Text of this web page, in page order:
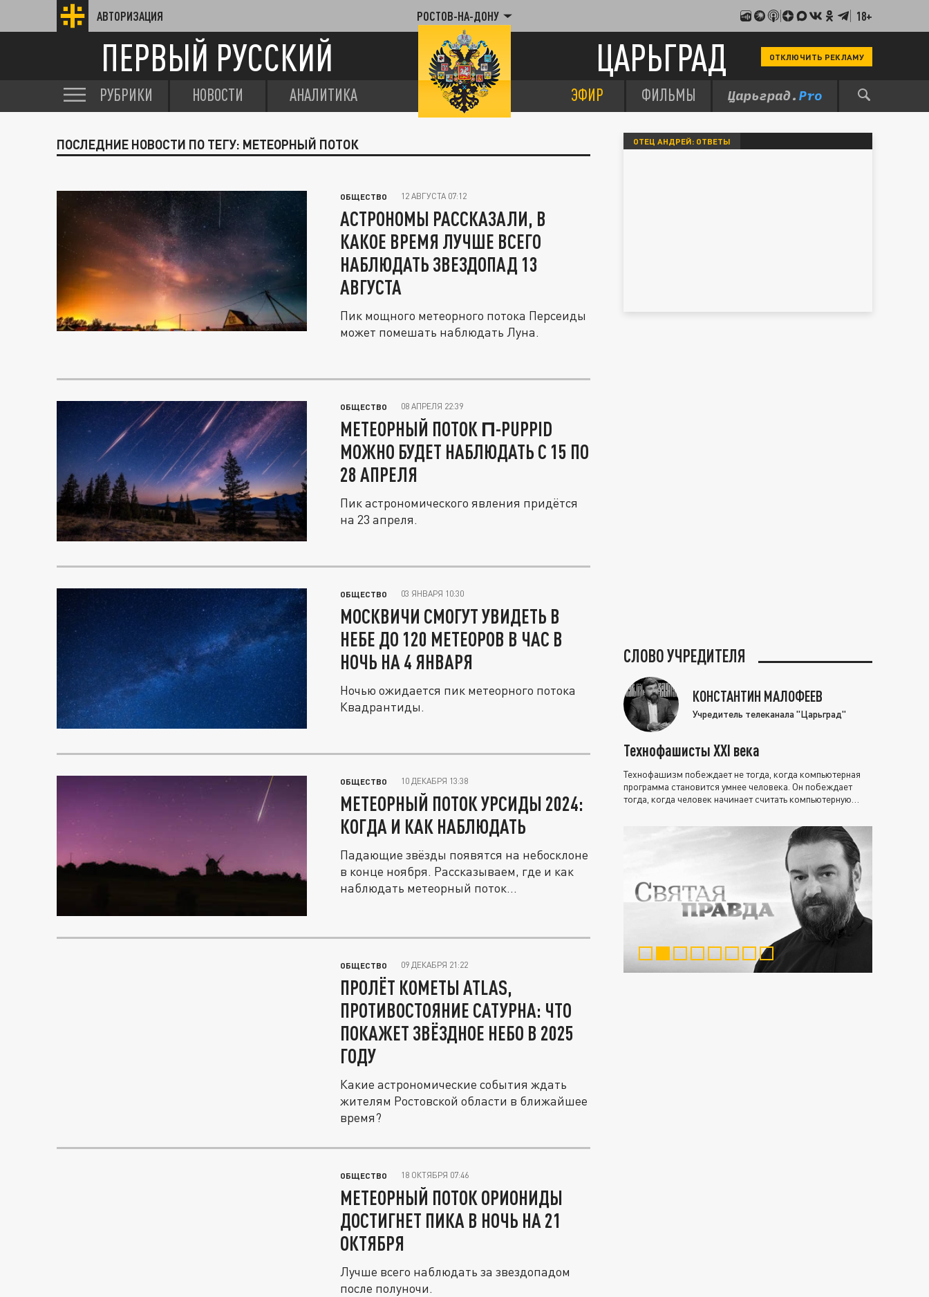
АВТОРИЗАЦИЯ РОСТОВ-НА-ДОНУ 18+
ПЕРВЫЙ РУССКИЙ ЦАРЬГРАД ОТКЛЮЧИТЬ РЕКЛАМУ
РУБРИКИ НОВОСТИ АНАЛИТИКА ЭФИР ФИЛЬМЫ
ПОСЛЕДНИЕ НОВОСТИ ПО ТЕГУ: МЕТЕОРНЫЙ ПОТОК
ОБЩЕСТВО 12 АВГУСТА 07:12
АСТРОНОМЫ РАССКАЗАЛИ, В
КАКОЕ ВРЕМЯ ЛУЧШЕ ВСЕГО
НАБЛЮДАТЬ ЗВЕЗДОПАД 13
АВГУСТА
Пик мощного метеорного потока Персеиды
может помешать наблюдать Луна.
ОБЩЕСТВО 08 АПРЕЛЯ 22:39
МЕТЕОРНЫЙ ПОТОК Π-PUPPID
МОЖНО БУДЕТ НАБЛЮДАТЬ С 15 ПО
28 АПРЕЛЯ
Пик астрономического явления придётся
на 23 апреля.
ОБЩЕСТВО 03 ЯНВАРЯ 10:30
МОСКВИЧИ СМОГУТ УВИДЕТЬ В
НЕБЕ ДО 120 МЕТЕОРОВ В ЧАС В
НОЧЬ НА 4 ЯНВАРЯ
Ночью ожидается пик метеорного потока
Квадрантиды.
ОБЩЕСТВО 10 ДЕКАБРЯ 13:38
МЕТЕОРНЫЙ ПОТОК УРСИДЫ 2024:
КОГДА И КАК НАБЛЮДАТЬ
Падающие звёзды появятся на небосклоне
в конце ноября. Рассказываем, где и как
наблюдать метеорный поток...
ОБЩЕСТВО 09 ДЕКАБРЯ 21:22
ПРОЛЁТ КОМЕТЫ ATLAS,
ПРОТИВОСТОЯНИЕ САТУРНА: ЧТО
ПОКАЖЕТ ЗВЁЗДНОЕ НЕБО В 2025
ГОДУ
Какие астрономические события ждать
жителям Ростовской области в ближайшее
время?
ОБЩЕСТВО 18 ОКТЯБРЯ 07:46
МЕТЕОРНЫЙ ПОТОК ОРИОНИДЫ
ДОСТИГНЕТ ПИКА В НОЧЬ НА 21
ОКТЯБРЯ
Лучше всего наблюдать за звездопадом
после полуночи.
ОТЕЦ АНДРЕЙ: ОТВЕТЫ
СЛОВО УЧРЕДИТЕЛЯ
КОНСТАНТИН МАЛОФЕЕВ
Учредитель телеканала "Царьград"
Технофашисты XXI века
Технофашизм побеждает не тогда, когда компьютерная
программа становится умнее человека. Он побеждает
тогда, когда человек начинает считать компьютерную